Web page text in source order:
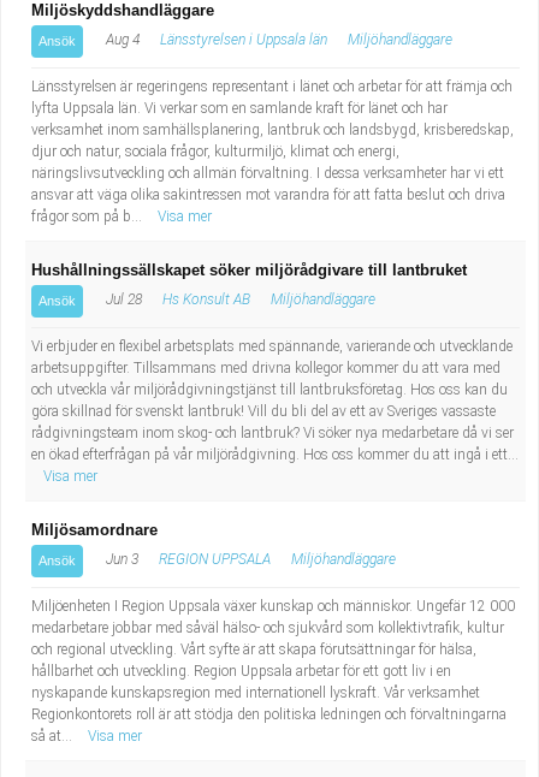
Miljöskyddshandläggare
Ansök Aug 4 Länsstyrelsen i Uppsala län Miljöhandläggare
Länsstyrelsen är regeringens representant i länet och arbetar för att främja och
lyfta Uppsala län. Vi verkar som en samlande kraft för länet och har
verksamhet inom samhällsplanering, lantbruk och landsbygd, krisberedskap,
djur och natur, sociala frågor, kulturmiljö, klimat och energi,
näringslivsutveckling och allmän förvaltning. I dessa verksamheter har vi ett
ansvar att väga olika sakintressen mot varandra för att fatta beslut och driva
frågor som på b...
Visa mer
Hushållningssällskapet söker miljörådgivare till lantbruket
Ansök Jul 28 Hs Konsult AB Miljöhandläggare
Vi erbjuder en flexibel arbetsplats med spännande, varierande och utvecklande
arbetsuppgifter. Tillsammans med drivna kollegor kommer du att vara med
och utveckla vår miljörådgivningstjänst till lantbruksföretag. Hos oss kan du
göra skillnad för svenskt lantbruk! Vill du bli del av ett av Sveriges vassaste
rådgivningsteam inom skog- och lantbruk? Vi söker nya medarbetare då vi ser
en ökad efterfrågan på vår miljörådgivning. Hos oss kommer du att ingå i ett...
Visa mer
Miljösamordnare
Ansök Jun 3 REGION UPPSALA Miljöhandläggare
Miljöenheten I Region Uppsala växer kunskap och människor. Ungefär 12 000
medarbetare jobbar med såväl hälso- och sjukvård som kollektivtrafik, kultur
och regional utveckling. Vårt syfte är att skapa förutsättningar för hälsa,
hållbarhet och utveckling. Region Uppsala arbetar för ett gott liv i en
nyskapande kunskapsregion med internationell lyskraft. Vår verksamhet
Regionkontorets roll är att stödja den politiska ledningen och förvaltningarna
så at...
Visa mer